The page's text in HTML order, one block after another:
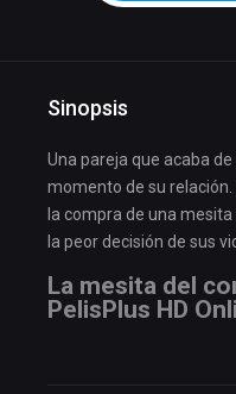
Sinopsis
Una pareja que acaba
momento de su
la compra de una
la peor decisión de sus
La mesita del
PelisPlus HD